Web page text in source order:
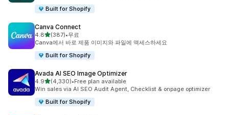
Built for Shopify
Canva Connect
4.8별 5개 중
(387)
총 리뷰 387개
•무료
Canva에서 바로 제품 이미지와 파일에 액세스하세요
Built for Shopify
Avada AI SEO Image Optimizer
4.9별 5개 중
(4,330)
총 리뷰 4330개
•Free plan available
Win sales via AI SEO Audit Agent, Checklist & onpage optimizer
Built for Shopify